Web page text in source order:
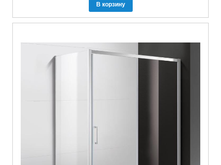
В корзину